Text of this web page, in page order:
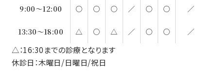
9:00～12:00 ○ ○ ○ ／ ○ ○ ／
13:30～18:00 △ ○ △ ／ ○ ○ ／
△：16:30までの診療となります
休診日：木曜日/日曜日/祝日